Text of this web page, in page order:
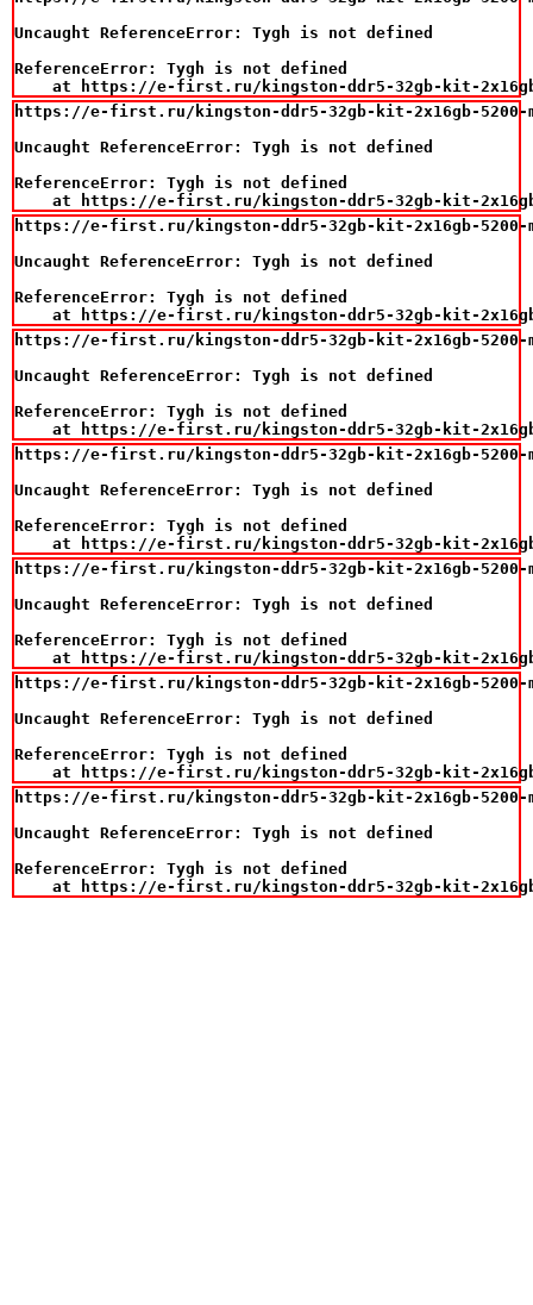
Uncaught ReferenceError: Tygh is not defined
ReferenceError: Tygh is not defined
at https://e-first.ru/kingston-ddr5-32gb-kit-
https://e-first.ru/kingston-ddr5-32gb-kit-2x16gb-5200-
Uncaught ReferenceError: Tygh is not defined
ReferenceError: Tygh is not defined
at https://e-first.ru/kingston-ddr5-32gb-kit-
https://e-first.ru/kingston-ddr5-32gb-kit-2x16gb-5200-
Uncaught ReferenceError: Tygh is not defined
ReferenceError: Tygh is not defined
at https://e-first.ru/kingston-ddr5-32gb-kit-
https://e-first.ru/kingston-ddr5-32gb-kit-2x16gb-5200-
Uncaught ReferenceError: Tygh is not defined
ReferenceError: Tygh is not defined
at https://e-first.ru/kingston-ddr5-32gb-kit-
https://e-first.ru/kingston-ddr5-32gb-kit-2x16gb-5200-
Uncaught ReferenceError: Tygh is not defined
ReferenceError: Tygh is not defined
at https://e-first.ru/kingston-ddr5-32gb-kit-
https://e-first.ru/kingston-ddr5-32gb-kit-2x16gb-5200-
Uncaught ReferenceError: Tygh is not defined
ReferenceError: Tygh is not defined
at https://e-first.ru/kingston-ddr5-32gb-kit-
https://e-first.ru/kingston-ddr5-32gb-kit-2x16gb-5200-
Uncaught ReferenceError: Tygh is not defined
ReferenceError: Tygh is not defined
at https://e-first.ru/kingston-ddr5-32gb-kit-
https://e-first.ru/kingston-ddr5-32gb-kit-2x16gb-5200-
Uncaught ReferenceError: Tygh is not defined
ReferenceError: Tygh is not defined
at https://e-first.ru/kingston-ddr5-32gb-kit-